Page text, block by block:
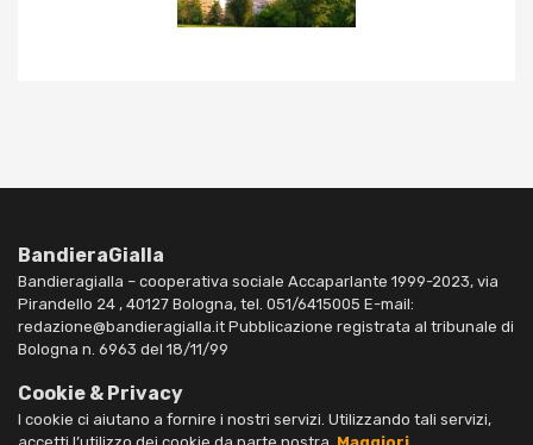
BandieraGialla
Bandieragialla – cooperativa sociale Accaparlante 1999-2023, via
Pirandello 24 , 40127 Bologna, tel. 051/6415005 E-mail:
redazione@bandieragialla.it Pubblicazione registrata al tribunale di
Bologna n. 6963 del 18/11/99
Cookie & Privacy
I cookie ci aiutano a fornire i nostri servizi. Utilizzando tali servizi,